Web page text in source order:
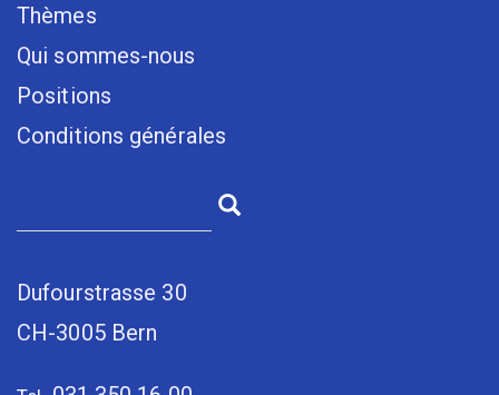
Thèmes
Qui sommes-nous
Positions
Conditions générales
Dufourstrasse 30
CH-3005 Bern